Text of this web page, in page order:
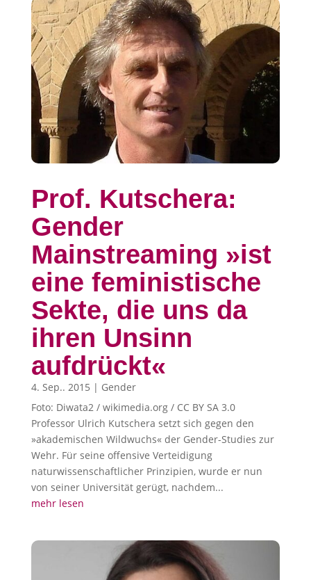
Prof. Kutschera:
Gender
Mainstreaming »ist
eine feministische
Sekte, die uns da
ihren Unsinn
aufdrückt«
4. Sep.. 2015 | Gender
Foto: Diwata2 / wikimedia.org / CC BY SA 3.0
Professor Ulrich Kutschera setzt sich gegen den
»akademischen Wildwuchs« der Gender-Studies zur
Wehr. Für seine offensive Verteidigung
naturwissenschaftlicher Prinzipien, wurde er nun
von seiner Universität gerügt, nachdem...
mehr lesen